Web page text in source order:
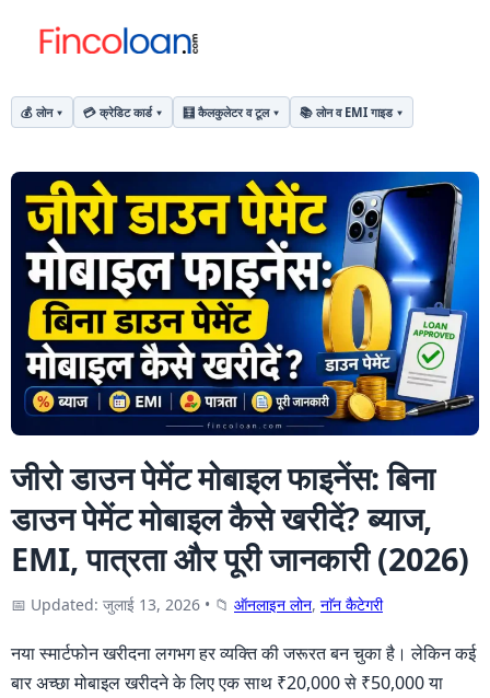
💰 लोन 💳 क्रेडिट कार्ड 🧮 कैलकुलेटर व टूल 📚 लोन व EMI गाइड
जीरो डाउन पेमेंट मोबाइल फाइनेंस: बिना
डाउन पेमेंट मोबाइल कैसे खरीदें? ब्याज,
EMI, पात्रता और पूरी जानकारी (2026)
📅 Updated: जुलाई 13, 2026 • 📁 ऑनलाइन लोन, नाॅन कैटेगरी
नया स्मार्टफोन खरीदना लगभग हर व्यक्ति की जरूरत बन चुका है। लेकिन कई
बार अच्छा मोबाइल खरीदने के लिए एक साथ ₹20,000 से ₹50,000 या